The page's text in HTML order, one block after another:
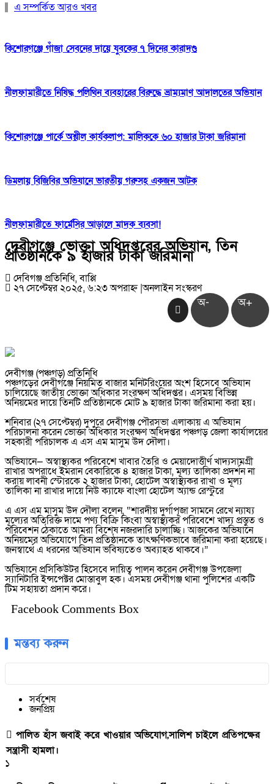
এ সম্পর্কিত আরও খবর
কিশোরগঞ্জে গাঁজা সেবনের দায়ে যুবকের ৭ দিনের কারাদণ্ড
নীলফামারীতে নিষিদ্ধ পলিথিন ব্যবহারের বিরুদ্ধে ভ্রাম্যমাণ আদালতের অভিযান
কিশোরগঞ্জে পার্কে অশ্লীল কার্যকলাপ: মালিককে ৬০ হাজার টাকা জরিমানা
ডিমলায় বিজিবির অভিযানে ভারতীয় গরুসহ একজন আটক
নীলফামারীতে ফার্মেসির আড়ালে মাদক ব্যবসা!
দেবীগঞ্জে ভোক্তা অধিদপ্তরের অভিযান, তিন
প্রতিষ্ঠানকে ৯ হাজার টাকা জরিমানা
দেবিগঞ্জ প্রতিনিধি, বাপ্পি
২৭ সেপ্টেম্বর ২০২৫, ৬:২৩ অপরাহ্ন|অনলাইন সংস্করণ
অ- অ+
দেবীগঞ্জ (পঞ্চগড়) প্রতিনিধি
পঞ্চগড়ের দেবীগঞ্জে নিয়মিত বাজার মনিটরিংয়ের অংশ হিসেবে অভিযান
চালিয়েছে জাতীয় ভোক্তা অধিকার সংরক্ষণ অধিদপ্তর। এসময় বিভিন্ন
অনিয়মের দায়ে তিনটি প্রতিষ্ঠানকে মোট ৯ হাজার টাকা জরিমানা করা হয়।
শনিবার (২৭ সেপ্টেম্বর) দুপুরে দেবীগঞ্জ পৌরসভা এলাকায় এ অভিযান
পরিচালনা করেন ভোক্তা অধিকার সংরক্ষণ অধিদপ্তর পঞ্চগড় জেলা কার্যালয়ের
সহকারী পরিচালক এ এস এম মাসুম উদ দৌলা।
অভিযানে— অস্বাস্থ্যকর পরিবেশে খাবার তৈরি ও মেয়াদোত্তীর্ণ খাদ্যসামগ্রী
রাখার অপরাধে ইমরান বেকারিকে ৪ হাজার টাকা, মূল্য তালিকা প্রদর্শন না
করায় লাবনী স্টোরকে ২ হাজার টাকা, হোটেল অস্বাস্থ্যকর রাখা ও মূল্য
তালিকা না রাখার দায়ে নিউ ক্যাফে বাংলা হোটেল অ্যান্ড রেস্টুরে
এ এস এম মাসুম উদ দৌলা বলেন, “শারদীয় দুর্গাপূজা সামনে রেখে ন্যায্য
মূল্যের অতিরিক্ত দামে পণ্য বিক্রি কিংবা অস্বাস্থ্যকর পরিবেশে খাদ্য প্রস্তুত ও
পরিবেশন ঠেকাতে আমরা বিশেষ নজরদারি চালাচ্ছি। আজকের অভিযানে
অনিয়মের অভিযোগে তিন প্রতিষ্ঠানকে তাৎক্ষণিকভাবে জরিমানা করা হয়েছে।
জনস্বার্থে এ ধরনের অভিযান ভবিষ্যতেও অব্যাহত থাকবে।”
অভিযানে প্রসিকিউটর হিসেবে দায়িত্ব পালন করেন দেবীগঞ্জ উপজেলা
স্যানিটারি ইন্সপেক্টর মোস্তাবুল হক। এসময় দেবীগঞ্জ থানা পুলিশের একটি
টিম সহায়তা প্রদান করে।
Facebook Comments Box
মন্তব্য করুন
সর্বশেষ
জনপ্রিয়
পালিত হাঁস জবাই করে খাওয়ার অভিযোগ,সালিশ চাইলে প্রতিপক্ষের
সন্ত্রাসী হামলা।
১